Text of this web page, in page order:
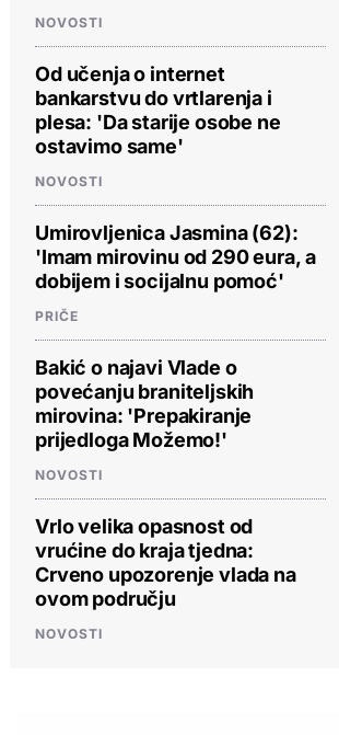
NOVOSTI
Od učenja o internet
bankarstvu do vrtlarenja i
plesa: 'Da starije osobe ne
ostavimo same'
NOVOSTI
Umirovljenica Jasmina (62):
'Imam mirovinu od 290 eura, a
dobijem i socijalnu pomoć'
PRIČE
Bakić o najavi Vlade o
povećanju braniteljskih
mirovina: 'Prepakiranje
prijedloga Možemo!'
NOVOSTI
Vrlo velika opasnost od
vrućine do kraja tjedna:
Crveno upozorenje vlada na
ovom području
NOVOSTI